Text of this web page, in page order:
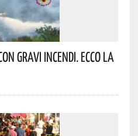
Gravi Incendi. Ecco La